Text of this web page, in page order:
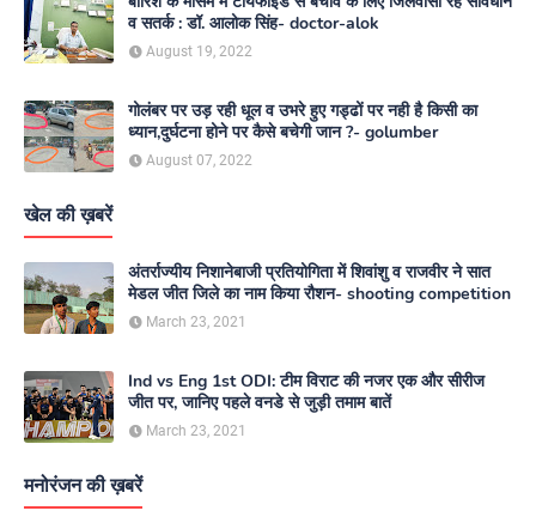
व सतर्क : डॉ. आलोक सिंह- doctor-alok
August 19, 2022
गोलंबर पर उड़ रही धूल व उभरे हुए गड्ढों पर नही है किसी का
ध्यान,दुर्घटना होने पर कैसे बचेगी जान ?- golumber
August 07, 2022
खेल की ख़बरें
अंतर्राज्यीय निशानेबाजी प्रतियोगिता में शिवांशु व राजवीर ने सात
मेडल जीत जिले का नाम किया रौशन- shooting competition
March 23, 2021
Ind vs Eng 1st ODI: टीम विराट की नजर एक और सीरीज
जीत पर, जानिए पहले वनडे से जुड़ी तमाम बातें
March 23, 2021
मनोरंजन की ख़बरें